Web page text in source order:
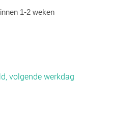
1-2 weken
volgende werkdag